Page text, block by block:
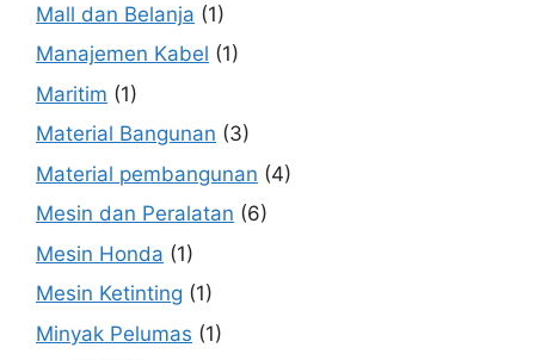
Mall dan Belanja (1)
Manajemen Kabel (1)
Maritim (1)
Material Bangunan (3)
Material pembangunan (4)
Mesin dan Peralatan (6)
Mesin Honda (1)
Mesin Ketinting (1)
Minyak Pelumas (1)